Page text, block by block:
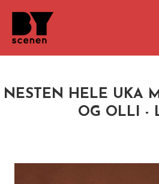
NESTEN HELE UKA
OG OLLI -